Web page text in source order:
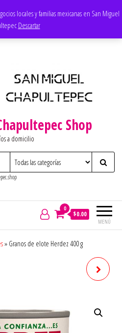
locales y familias mexicanas en San Miguel
Descartar
Shop
a domicilio
MENÚ
0
$0.00
» Granos de elote Herdez 400 g
CONFORTGEL 1 PZA